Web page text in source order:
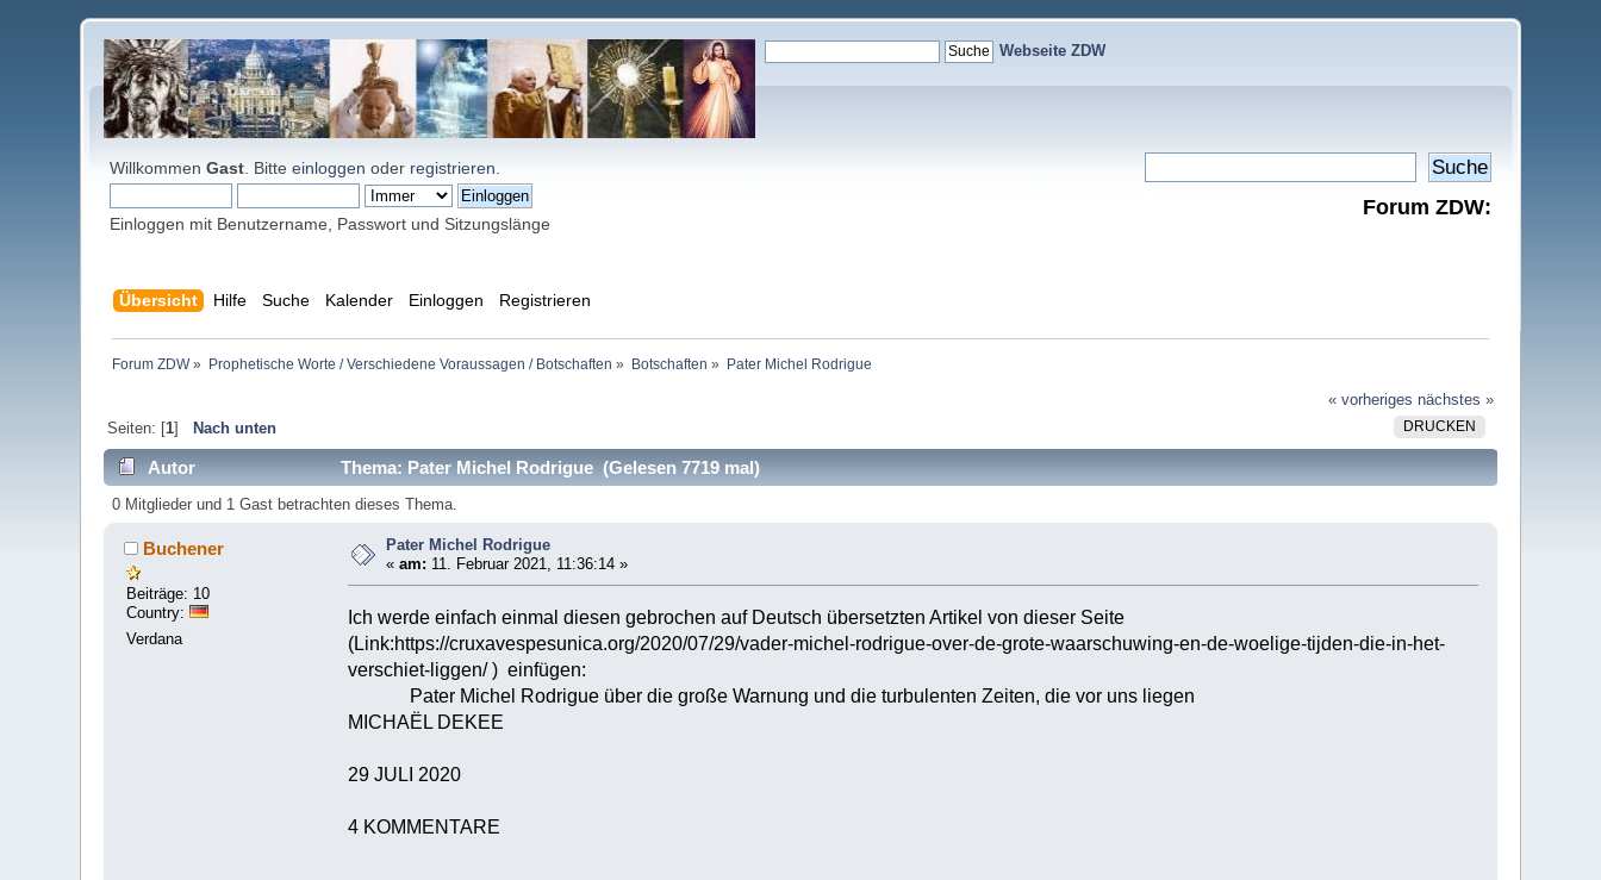
Webseite ZDW
WillkommenGast . Bitteeinloggen oder registrieren
Einloggen mit Benutzername, Passwort und Sitzungslänge
Forum ZDW:
Übersicht Hilfe Suche Kalender Einloggen Registrieren
Forum ZDW» Prophetische Worte / Verschiedene Voraussagen / Botschaften » Botschaften » Pater Michel Rodrigue
« vorheriges nächstes »
DRUCKEN
Seiten: [1] Nach unten
Autor Thema: Pater Michel Rodrigue (Gelesen 7719 mal)
0 Mitglieder und 1 Gast betrachten dieses Thema.
Buchener
Beiträge: 10
Country:
Verdana
Pater Michel Rodrigue
«am: 11. Februar 2021, 11:36:14 »
Ich werde einfach einmal diesen gebrochen auf Deutsch übersetzten Artikel von dieser Seite
(Link:https://cruxavespesunica.org/2020/07/29/vader-michel-rodrigue-over-de-grote-waarschuwing-en-de-woelige-tijden-die-in-het-
verschiet-liggen/ ) einfügen:
‎Pater Michel Rodrigue über die große Warnung und die turbulenten Zeiten, die vor uns liegen‎
MICHAËL DEKEE
29 JULI 2020
‎4 KOMMENTARE‎